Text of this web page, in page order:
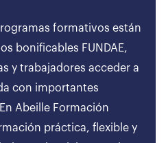
formativos están
bonificables FUNDAE,
y trabajadores acceder a
con importantes
Abeille Formación
práctica, flexible y